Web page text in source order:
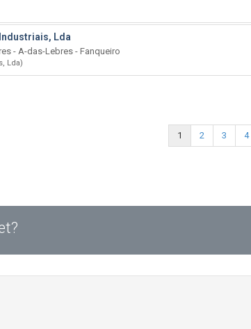
Lda
- A-das-Lebres - Fanqueiro
Lda)
1 2 3 4